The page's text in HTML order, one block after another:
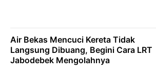
Air Bekas Mencuci Kereta Tidak
Langsung Dibuang, Begini Cara LRT
Jabodebek Mengolahnya